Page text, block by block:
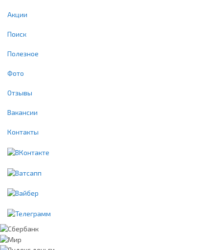
Акции
Поиск
Полезное
Фото
Отзывы
Вакансии
Контакты